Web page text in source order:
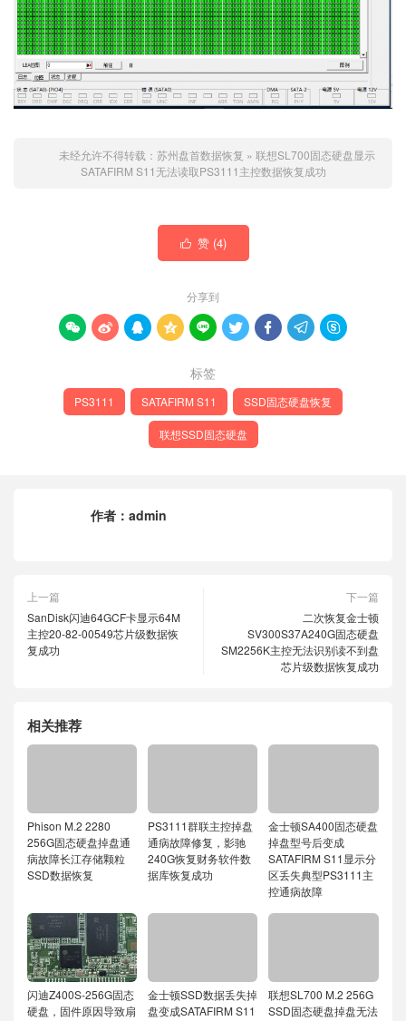
未经允许不得转载： 苏州盘首数据恢复 » 联想SL700固态硬盘显示
SATAFIRM S11无法读取PS3111主控数据恢复成功
 赞 (4)
分享到
        
标签
PS3111 SATAFIRM S11 SSD固态硬盘恢复
联想SSD固态硬盘
作者： admin
上一篇
SanDisk闪迪64GCF卡显示64M
主控20-82-00549芯片级数据恢
复成功
下一篇
二次恢复金士顿
SV300S37A240G固态硬盘
SM2256K主控无法识别读不到盘
芯片级数据恢复成功
相关推荐
Phison M.2 2280
256G固态硬盘掉盘通
病故障长江存储颗粒
SSD数据恢复
PS3111群联主控掉盘
通病故障修复，影驰
240G恢复财务软件数
据库恢复成功
金士顿SA400固态硬盘
掉盘型号后变成
SATAFIRM S11显示分
区丢失典型PS3111主
控通病故障
闪迪Z400S-256G固态
硬盘，固件原因导致扇
金士顿SSD数据丢失掉
盘变成SATAFIRM S11
联想SL700 M.2 256G
SSD固态硬盘掉盘无法